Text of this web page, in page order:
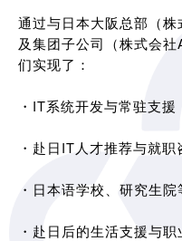
通过与日本大阪总部（
及集团子公司（株式会
们实现了：
・IT系统开发与常驻支援
・赴日IT人才推荐与就职
・日本语学校、研究生
・赴日后的生活支援与